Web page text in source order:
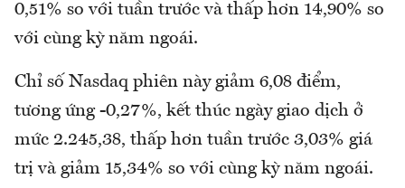
0,51% so với tuần trước và thấp hơn 14,90% so
với cùng kỳ năm ngoái.
Chỉ số Nasdaq phiên này giảm 6,08 điểm,
tương ứng -0,27%, kết thúc ngày giao dịch ở
mức 2.245,38, thấp hơn tuần trước 3,03% giá
trị và giảm 15,34% so với cùng kỳ năm ngoái.